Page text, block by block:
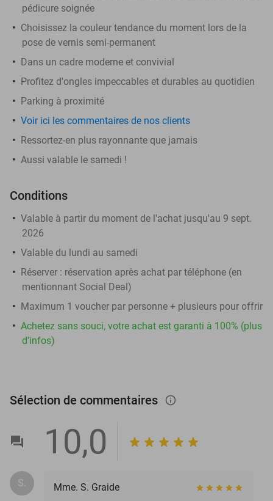
pédicure soignée
Choisissez la couleur tendance du moment lors de la
pose de vernis semi-permanent
Dans un cadre moderne et convivial
Profitez d'ongles impeccables et durables au quotidien
Parking à proximité
Voir ici les commentaires de nos clients
Ressortez-en plus rayonnante que jamais
Aussi valable le samedi !
Conditions
Valable à partir du moment de l'achat jusqu'au 9 sept.
2026
Valable du lundi au samedi
Réserver : réservation après achat par téléphone (en
mentionnant Social Deal)
Maximum 1 voucher par personne + plusieurs pour offrir
Achetez sans souci, votre achat est garanti à 100% (plus
d'infos)
Sélection de commentaires info_outlined
10,0
S. Mme. S. Graide